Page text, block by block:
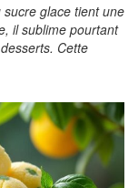
sucre glace tient une
il sublime pourtant
Cette